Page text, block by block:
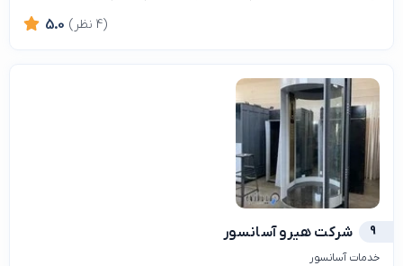
5.0 (4 نظر)
9 شرکت هیرو آسانسور
خدمات آسانسور